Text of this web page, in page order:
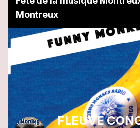
Montreux
FLEUVE